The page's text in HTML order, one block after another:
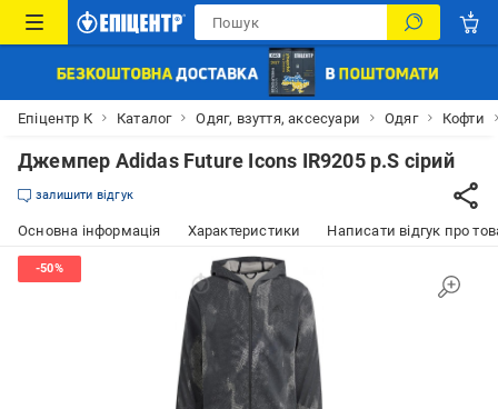
Епіцентр К Каталог Одяг, взуття, аксесуари Одяг Кофти
Джемпер Adidas Future Icons IR9205 р.S сірий
залишити відгук
Основна інформація Характеристики Написати відгук про